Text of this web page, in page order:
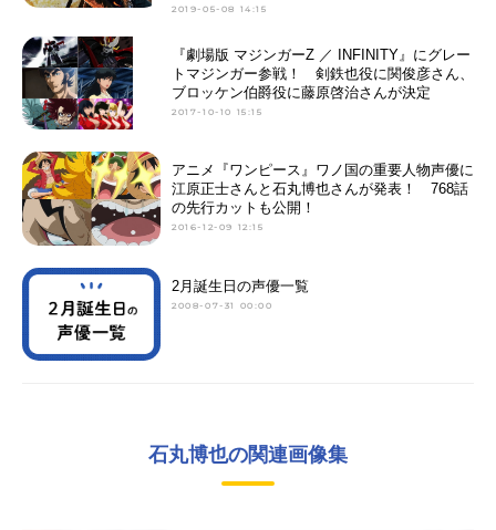
2019-05-08 14:15
『劇場版 マジンガーZ ／ INFINITY』にグレー
トマジンガー参戦！ 剣鉄也役に関俊彦さん、
ブロッケン伯爵役に藤原啓治さんが決定
2017-10-10 15:15
アニメ『ワンピース』ワノ国の重要人物声優に
江原正士さんと石丸博也さんが発表！ 768話
の先行カットも公開！
2016-12-09 12:15
2月誕生日の声優一覧
2008-07-31 00:00
石丸博也の関連画像集